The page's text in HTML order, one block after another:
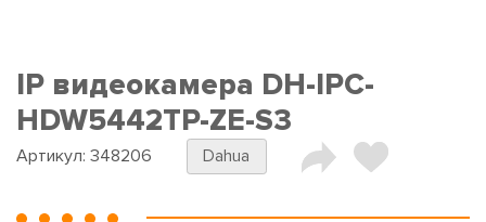
IP видеокамера DH-IPC-
HDW5442TP-ZE-S3
Артикул: 348206 Dahua